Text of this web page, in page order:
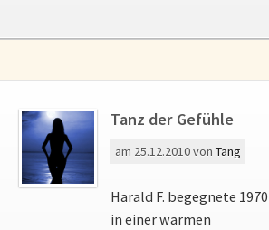
Tanz der Gefühle
am 25.12.2010vonTang
Harald F. begegnete 1970
in einer warmen